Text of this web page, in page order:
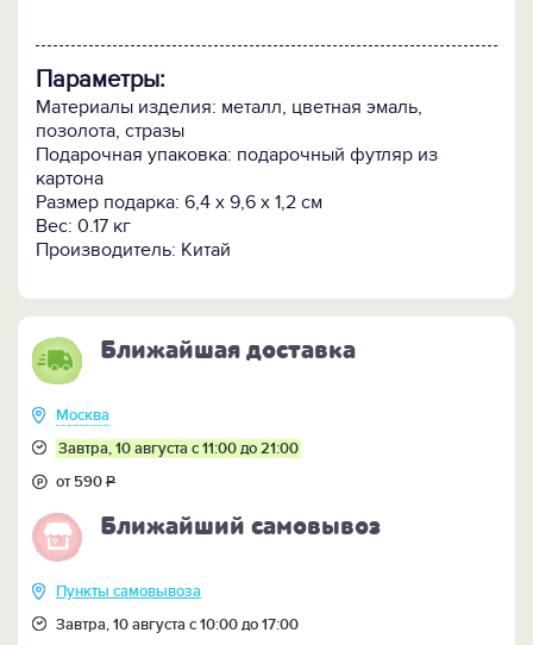
Параметры:
Материалы изделия: металл, цветная эмаль,
позолота, стразы
Подарочная упаковка: подарочный футляр из
картона
Размер подарка: 6,4 x 9,6 x 1,2 см
Вес: 0.17 кг
Производитель: Китай
Ближайшая доставка
Москва
Завтра, 10 августа с 11:00 до 21:00
от 590Р
Ближайший самовывоз
Пункты самовывоза
Завтра, 10 августа с 10:00 до 17:00